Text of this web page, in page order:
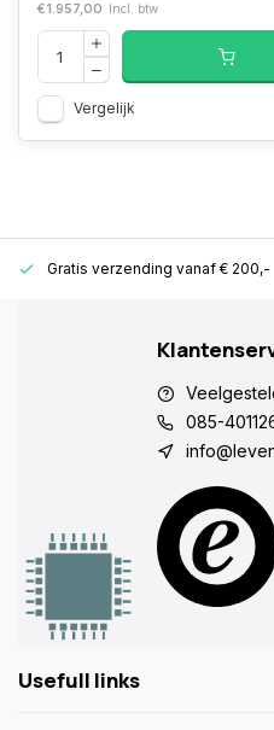
€1.957,00 Incl. btw
Vergelijk
Gratis verzending vanaf € 200,-
085-
Usefull links